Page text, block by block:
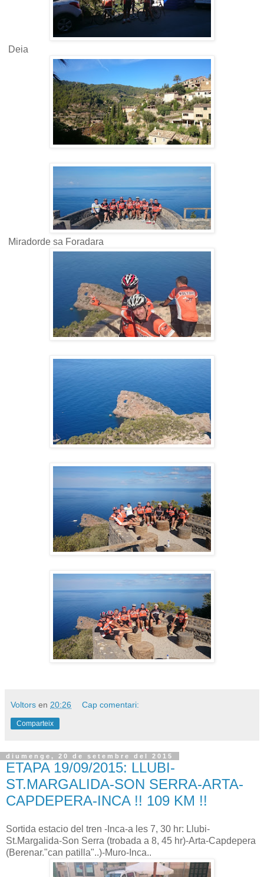
Deia
Miradorde sa Foradara
Voltors en 20:26 Cap comentari:
Comparteix
diumenge, 20 de setembre del 2015
ETAPA 19/09/2015: LLUBI-
ST.MARGALIDA-SON SERRA-ARTA-
CAPDEPERA-INCA !! 109 KM !!
Sortida estacio del tren -Inca-a les 7, 30 hr: Llubi-
St.Margalida-Son Serra (trobada a 8, 45 hr)-Arta-Capdepera
(Berenar."can patilla"..)-Muro-Inca..